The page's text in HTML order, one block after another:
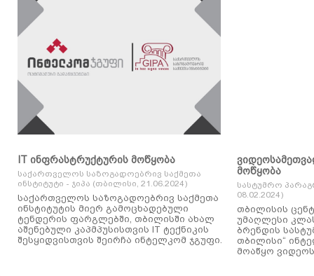
IT ინფრასტრუქტურის მოწყობა
საქართველოს საზოგადოებრივ საქმეთა
ინსტიტუტი - ჯიპა (თბილისი, 21.06.2024)
საქართველოს საზოგადოებრივ საქმეთა
ინსტიტუტის მიერ გამოცხადებული
ტენდერის ფარგლებში, თბილისში ახალ
აშენებული კაპმპუსისთვის IT ტექნიკის
შესყიდვისთვის შეირჩა ინტელკომ ჯგუფი.
მოწყობა
სასტუმრო
08.02.2024)
თბილისის
უმაღლესი
ბრენდის
თბილისი“
მოაწყო